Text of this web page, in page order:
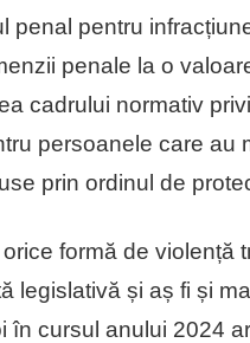
penal pentru
penale la o
cadrului normativ
persoanele care au
prin ordinul de
orice formă de
legislativă și aș fi și
în cursul anului 2024